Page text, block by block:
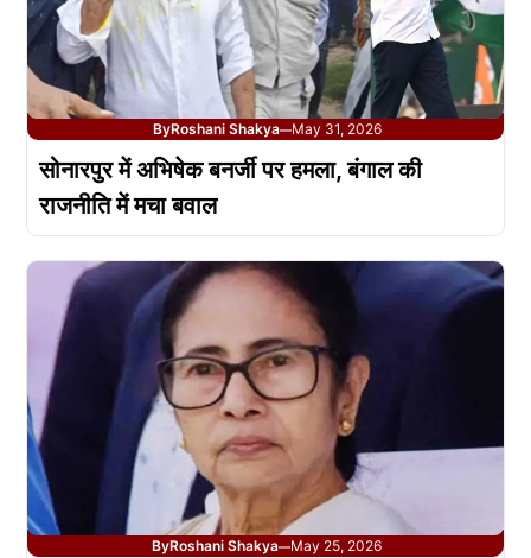
ByRoshani Shakya—May 31, 2026
सोनारपुर में अभिषेक बनर्जी पर हमला, बंगाल की
राजनीति में मचा बवाल
ByRoshani Shakya—May 25, 2026